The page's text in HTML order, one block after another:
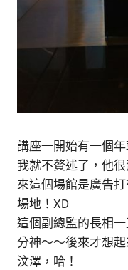
講座一開始有一個
我就不贅述了，他
來這個場館是廣告
場地！XD
這個副總監的長相
分神～～後來才想
汶澤，哈！